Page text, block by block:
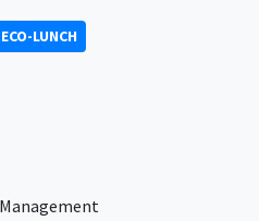
ECO-LUNCH